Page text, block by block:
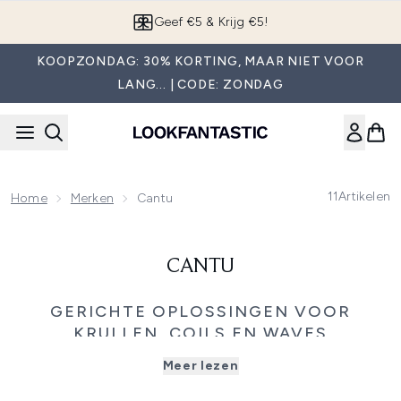
Geef €5 & Krijg €5!
KOOPZONDAG: 30% KORTING, MAAR NIET VOOR
LANG... | CODE: ZONDAG
Home Merken Cantu 11Artikelen
CANTU
GERICHTE OPLOSSINGEN VOOR
KRULLEN, COILS EN WAVES
samengesteld assortiment haarverzorgings- en
Meer lezen